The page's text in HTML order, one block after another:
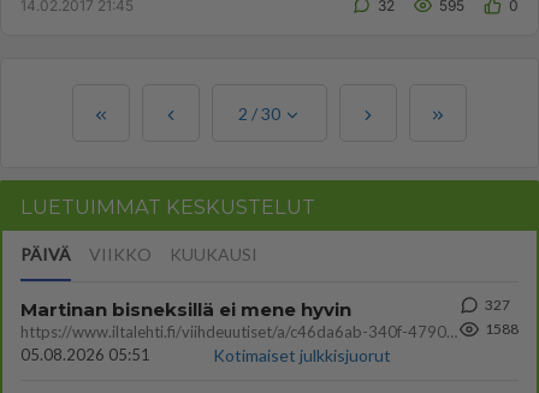
14.02.2017 21:45 32 595 0
2 /30
LUETUIMMAT KESKUSTELUT
PÄIVÄ VIIKKO KUUKAUSI
Martinan bisneksillä ei mene hyvin
https://www.iltalehti.fi/viihdeuutiset/a/c46da6ab-340f-4790-aaa7-0865eed2336 Yrityksen konkurssihakemus on tullut kärä
05.08.2026 05:51
Kotimaiset julkkisjuorut
327
1588